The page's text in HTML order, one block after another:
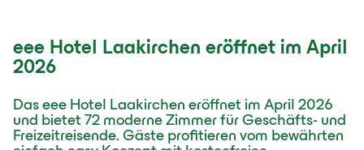
eee Hotel Laakirchen eröffnet im April
2026
Das eee Hotel Laakirchen eröffnet im April 2026
und bietet 72 moderne Zimmer für Geschäfts- und
Freizeitreisende. Gäste profitieren vom bewährten